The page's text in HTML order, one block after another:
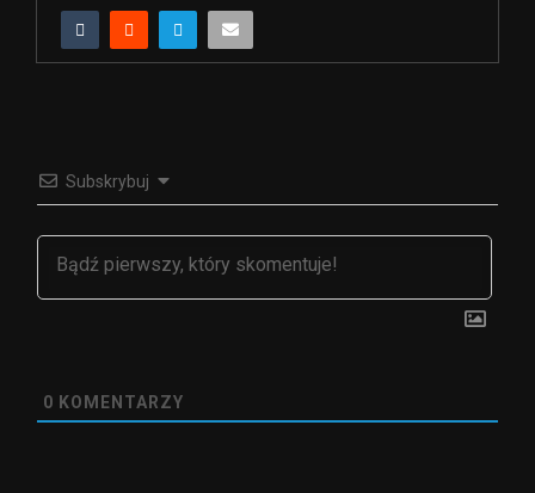
Subskrybuj
0 KOMENTARZY